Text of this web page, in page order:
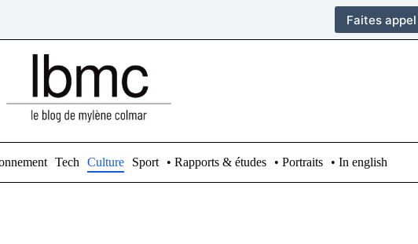
Faites
Tech Culture Sport • Rapports & études • Portraits • In english